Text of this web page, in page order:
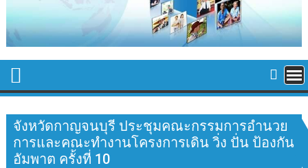
จังหวัดกาญจนบุรี ประชุมคณะกรรมการอำนวย
การและคณะทำงานโครงการเดิน วิ่ง ปั่น ป้องกัน
อัมพาต ครั้งที่ 10